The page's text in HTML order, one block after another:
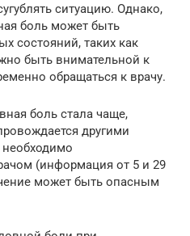
ситуацию. Однако,
боль может быть
состояний, таких как
быть внимательной к
обращаться к врачу.
боль стала чаще,
другими
(информация от 5 и 29
может быть опасным